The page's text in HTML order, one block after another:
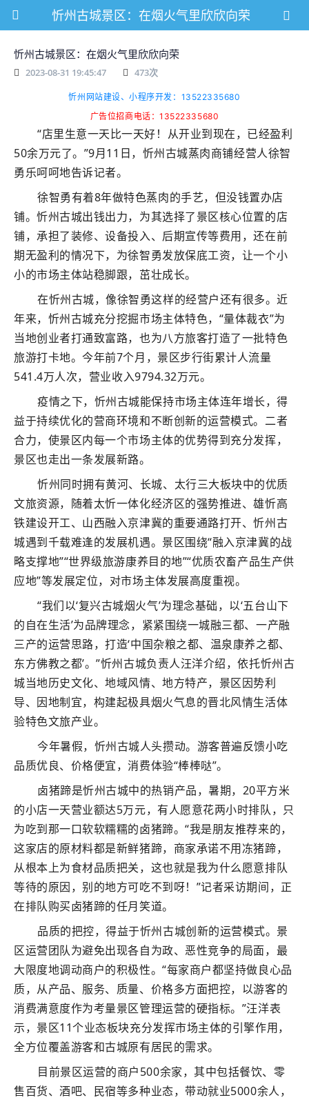
忻州古城景区：在烟火气里欣欣向荣
忻州古城景区：在烟火气里欣欣向荣
2023-08-31 19:45:47 473次
忻州网站建设、小程序开发：13522335680
广告位招商电话：13522335680
“店里生意一天比一天好！从开业到现在，已经盈利
50余万元了。”9月11日，忻州古城蒸肉商铺经营人徐智
勇乐呵呵地告诉记者。
徐智勇有着8年做特色蒸肉的手艺，但没钱置办店
铺。忻州古城出钱出力，为其选择了景区核心位置的店
铺，承担了装修、设备投入、后期宣传等费用，还在前
期无盈利的情况下，为徐智勇发放保底工资，让一个小
小的市场主体站稳脚跟，茁壮成长。
在忻州古城，像徐智勇这样的经营户还有很多。近
年来，忻州古城充分挖掘市场主体特色，“量体裁衣”为
当地创业者打通致富路，也为八方旅客打造了一批特色
旅游打卡地。今年前7个月，景区步行街累计人流量
541.4万人次，营业收入9794.32万元。
疫情之下，忻州古城能保持市场主体连年增长，得
益于持续优化的营商环境和不断创新的运营模式。二者
合力，使景区内每一个市场主体的优势得到充分发挥，
景区也走出一条发展新路。
忻州同时拥有黄河、长城、太行三大板块中的优质
文旅资源，随着太忻一体化经济区的强势推进、雄忻高
铁建设开工、山西融入京津冀的重要通路打开、忻州古
城遇到千载难逢的发展机遇。景区围绕“融入京津冀的战
略支撑地”“世界级旅游康养目的地”“优质农畜产品生产供
应地”等发展定位，对市场主体发展高度重视。
“我们以‘复兴古城烟火气’为理念基础，以‘五台山下
的自在生活’为品牌理念，紧紧围绕一城融三都、一产融
三产的运营思路，打造‘中国杂粮之都、温泉康养之都、
东方佛教之都’。”忻州古城负责人汪洋介绍，依托忻州古
城当地历史文化、地域风情、地方特产，景区因势利
导、因地制宜，构建起极具烟火气息的晋北风情生活体
验特色文旅产业。
今年暑假，忻州古城人头攒动。游客普遍反馈小吃
品质优良、价格便宜，消费体验“棒棒哒”。
卤猪蹄是忻州古城中的热销产品，暑期，20平方米
的小店一天营业额达5万元，有人愿意花两小时排队，只
为吃到那一口软软糯糯的卤猪蹄。“我是朋友推荐来的，
这家店的原材料都是新鲜猪蹄，商家承诺不用冻猪蹄，
从根本上为食材品质把关，这也就是我为什么愿意排队
等待的原因，别的地方可吃不到呀！”记者采访期间，正
在排队购买卤猪蹄的任月笑道。
品质的把控，得益于忻州古城创新的运营模式。景
区运营团队为避免出现各自为政、恶性竞争的局面，最
大限度地调动商户的积极性。“每家商户都坚持做良心品
质，从产品、服务、质量、价格多方面把控，以游客的
消费满意度作为考量景区管理运营的硬指标。”汪洋表
示，景区11个业态板块充分发挥市场主体的引擎作用，
全方位覆盖游客和古城原有居民的需求。
目前景区运营的商户500余家，其中包括餐饮、零
售百货、酒吧、民宿等多种业态，带动就业5000余人，